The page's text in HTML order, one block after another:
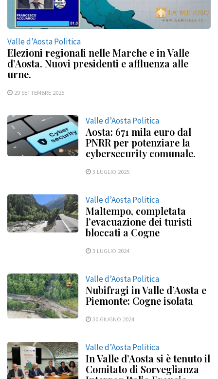
Valle d’Aosta Politica
Elezioni regionali nelle Marche e in Valle
d’Aosta. Nuovi presidenti e affluenza alle
urne.
29 SETTEMBRE 2025
Valle d’Aosta Politica
Aosta: 671 mila euro dal
PNRR per potenziare la
cybersecurity comunale.
3 LUGLIO 2025
Valle d’Aosta Politica
Maltempo, completata
l’evacuazione dei turisti
bloccati a Cogne
3 LUGLIO 2024
Valle d’Aosta Politica
Nubifragi in Valle d’Aosta e
Piemonte: Cogne isolata
30 GIUGNO 2024
Valle d’Aosta Politica
In Valle d’Aosta si è tenuto il
Comitato di Sorveglianza